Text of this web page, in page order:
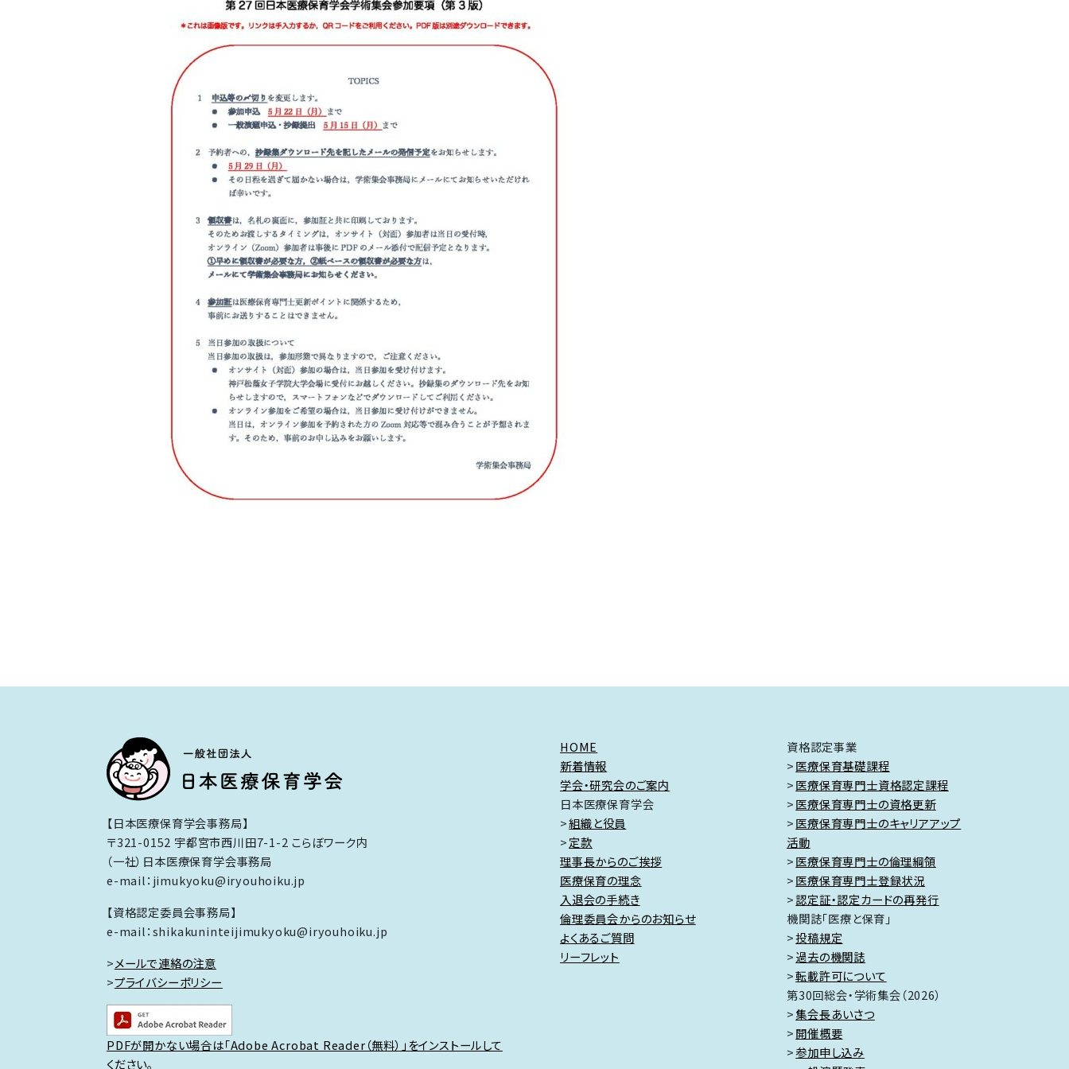
【日本医療保育学会事務局】
〒321-0152 宇都宮市西川田7-1-2 こらぼワーク内
（一社）日本医療保育学会事務局
e-mail：jimukyoku@iryouhoiku.jp
【資格認定委員会事務局】
e-mail：shikakuninteijimukyoku@iryouhoiku.jp
>メールで連絡の注意
>プライバシーポリシー
PDFが開かない場合は「Adobe Acrobat Reader（無料）」をインストールして
ください。
HOME
新着情報
学会・研究会のご案内
日本医療保育学会
組織と役員
定款
理事長からのご挨拶
医療保育の理念
入退会の手続き
倫理委員会からのお知らせ
よくあるご質問
リーフレット
資格認定事業
医療保育基礎課程
医療保育専門士資格認定課程
医療保育専門士の資格更新
医療保育専門士のキャリアアップ
活動
医療保育専門士の倫理綱領
医療保育専門士登録状況
認定証・認定カードの再発行
機関誌「医療と保育」
投稿規定
過去の機関誌
転載許可について
第30回総会・学術集会（2026）
集会長あいさつ
開催概要
参加申し込み